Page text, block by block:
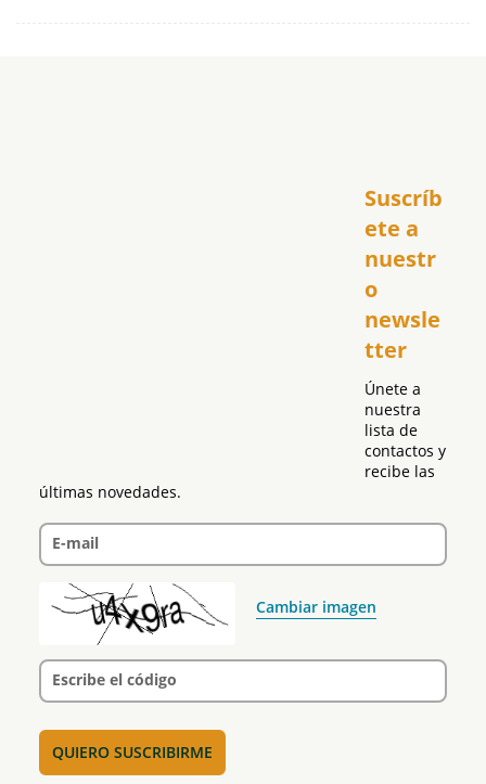
Suscríb
ete a
nuestr
o
newsle
tter
Únete a
nuestra
lista de
contactos y
recibe las
últimas novedades.
E-mail
Cambiar imagen
Escribe el código